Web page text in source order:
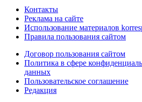
Контакты
Реклама на сайте
Использование материалов
Правила пользования сайтом
Договор пользования сайтом
Политика в сфере
данных
Пользовательское соглашение
Редакция